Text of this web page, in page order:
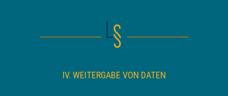
IV. WEITERGABE VON DATEN